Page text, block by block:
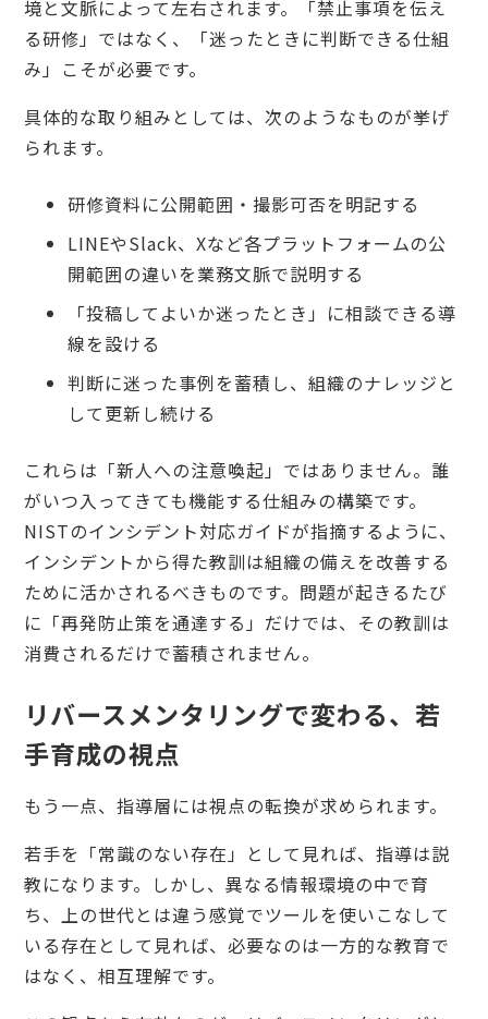
境と文脈によって左右されます。「禁止事項を伝え
る研修」ではなく、「迷ったときに判断できる仕組
み」こそが必要です。
具体的な取り組みとしては、次のようなものが挙げ
られます。
研修資料に公開範囲・撮影可否を明記する
LINEやSlack、Xなど各プラットフォームの公
開範囲の違いを業務文脈で説明する
「投稿してよいか迷ったとき」に相談できる導
線を設ける
判断に迷った事例を蓄積し、組織のナレッジと
して更新し続ける
これらは「新人への注意喚起」ではありません。誰
がいつ入ってきても機能する仕組みの構築です。
NISTのインシデント対応ガイドが指摘するように、
インシデントから得た教訓は組織の備えを改善する
ために活かされるべきものです。問題が起きるたび
に「再発防止策を通達する」だけでは、その教訓は
消費されるだけで蓄積されません。
リバースメンタリングで変わる、若
手育成の視点
もう一点、指導層には視点の転換が求められます。
若手を「常識のない存在」として見れば、指導は説
教になります。しかし、異なる情報環境の中で育
ち、上の世代とは違う感覚でツールを使いこなして
いる存在として見れば、必要なのは一方的な教育で
はなく、相互理解です。